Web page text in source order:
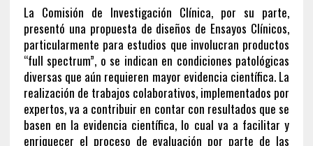
La Comisión de Investigación Clínica, por su parte,
presentó una propuesta de diseños de Ensayos Clínicos,
particularmente para estudios que involucran productos
“full spectrum”, o se indican en condiciones patológicas
diversas que aún requieren mayor evidencia científica. La
realización de trabajos colaborativos, implementados por
expertos, va a contribuir en contar con resultados que se
basen en la evidencia científica, lo cual va a facilitar y
enriquecer el proceso de evaluación por parte de las